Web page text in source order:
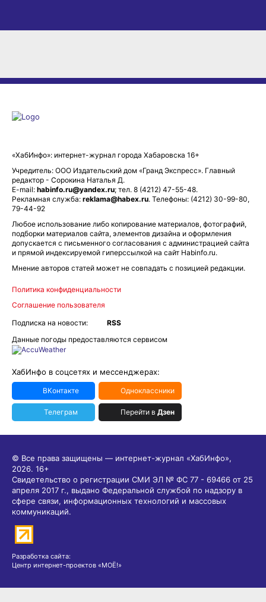
«ХабИнфо»: интернет-журнал города Хабаровска 16+
Учредитель: ООО Издательский дом «Гранд Экспресс». Главный
редактор - Сорокина Наталья Д.
E-mail: habinfo.ru@yandex.ru; тел. 8 (4212) 47-55-48.
Рекламная служба: reklama@habex.ru. Телефоны: (4212) 30-99-80,
79-44-92
Любое использование либо копирование материалов, фотографий,
подборки материалов сайта, элементов дизайна и оформления
допускается с письменного согласования с администрацией сайта
и прямой индексируемой гиперссылкой на сайт Habinfo.ru.
Мнение авторов статей может не совпадать с позицией редакции.
Политика конфиденциальности
Соглашение пользователя
Подписка на новости:
RSS
Данные погоды предоставляются сервисом
ХабИнфо в соцсетях и мессенджерах:
ВКонтакте Одноклассники
Телеграм Перейти в Дзен
© Все права защищены — интернет-журнал «ХабИнфо»,
2026. 16+
Свидетельство о регистрации СМИ ЭЛ № ФС 77 - 69466 от 25
апреля 2017 г., выдано Федеральной службой по надзору в
сфере связи, информационных технологий и массовых
коммуникаций.
Разработка сайта:
Центр интернет-проектов «МОЁ!»